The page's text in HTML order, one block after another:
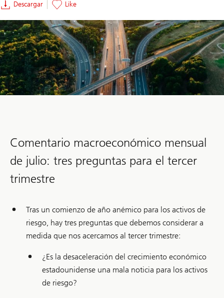
Descargar Like
Comentario macroeconómico mensual
de julio: tres preguntas para el tercer
trimestre
Tras un comienzo de año anémico para los activos de
riesgo, hay tres preguntas que debemos considerar a
medida que nos acercamos al tercer trimestre:
¿Es la desaceleración del crecimiento económico
estadounidense una mala noticia para los activos
de riesgo?